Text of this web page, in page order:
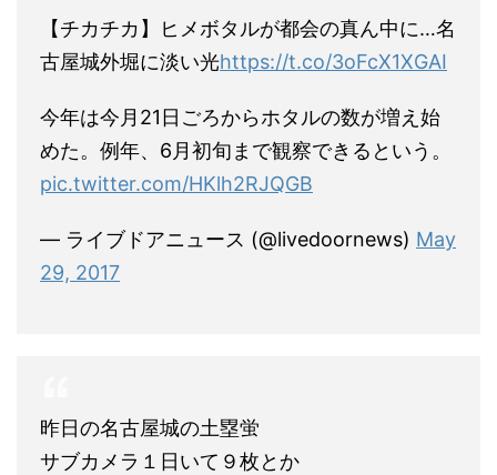
【チカチカ】ヒメボタルが都会の真ん中に…名
古屋城外堀に淡い光https://t.co/3oFcX1XGAI
今年は今月21日ごろからホタルの数が増え始
めた。例年、6月初旬まで観察できるという。
pic.twitter.com/HKlh2RJQGB
— ライブドアニュース (@livedoornews) May
29, 2017
昨日の名古屋城の土塁蛍
サブカメラ１日いて９枚とか